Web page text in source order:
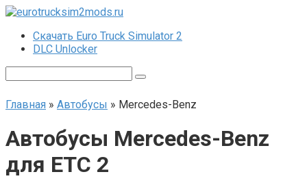
Перейти
контентуСкачать Euro Truck Simulator 2
DLC Unlocker
Главная » Автобусы » Mercedes-Benz
Автобусы Mercedes-Benz
для ЕТС 2